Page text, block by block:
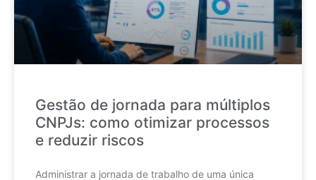
Gestão de jornada para múltiplos
CNPJs: como otimizar processos
e reduzir riscos
Administrar a jornada de trabalho de uma única